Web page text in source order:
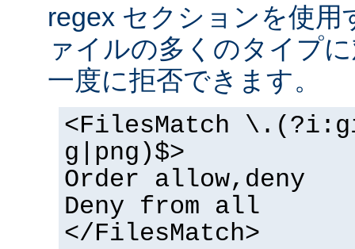
regex セクションを使
ァイルの多くのタイプ
一度に拒否できます。
<FilesMatch
g|png)$>
Order allow,deny
Deny from all
</FilesMatch>